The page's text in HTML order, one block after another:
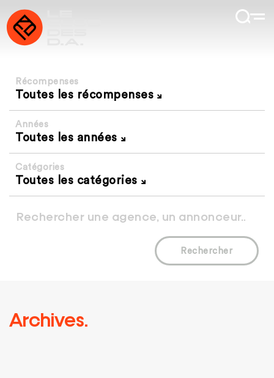
Récompenses
Toutes les récompenses
Années
Toutes les années
Catégories
Toutes les catégories
Rechercher
Archives.